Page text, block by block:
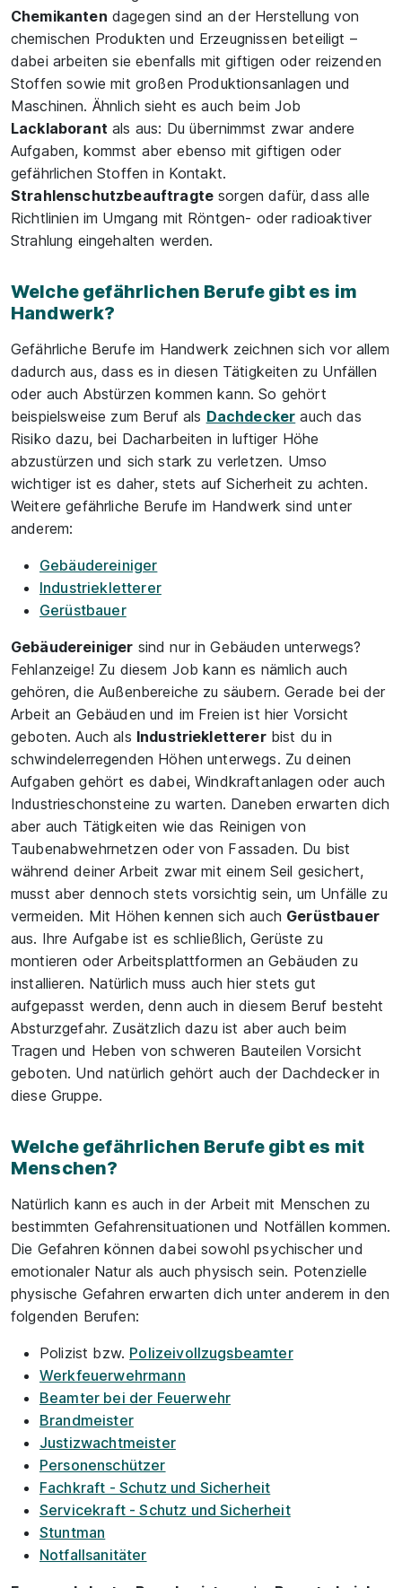
Chemikanten dagegen sind an der Herstellung von
chemischen Produkten und Erzeugnissen beteiligt –
dabei arbeiten sie ebenfalls mit giftigen oder reizenden
Stoffen sowie mit großen Produktionsanlagen und
Maschinen. Ähnlich sieht es auch beim Job
Lacklaborant als aus: Du übernimmst zwar andere
Aufgaben, kommst aber ebenso mit giftigen oder
gefährlichen Stoffen in Kontakt.
Strahlenschutzbeauftragte sorgen dafür, dass alle
Richtlinien im Umgang mit Röntgen- oder radioaktiver
Strahlung eingehalten werden.
Welche gefährlichen Berufe gibt es im
Handwerk?
Gefährliche Berufe im Handwerk zeichnen sich vor allem
dadurch aus, dass es in diesen Tätigkeiten zu Unfällen
oder auch Abstürzen kommen kann. So gehört
beispielsweise zum Beruf als Dachdecker auch das
Risiko dazu, bei Dacharbeiten in luftiger Höhe
abzustürzen und sich stark zu verletzen. Umso
wichtiger ist es daher, stets auf Sicherheit zu achten.
Weitere gefährliche Berufe im Handwerk sind unter
anderem:
Gebäudereiniger
Industriekletterer
Gerüstbauer
Gebäudereiniger sind nur in Gebäuden unterwegs?
Fehlanzeige! Zu diesem Job kann es nämlich auch
gehören, die Außenbereiche zu säubern. Gerade bei der
Arbeit an Gebäuden und im Freien ist hier Vorsicht
geboten. Auch als Industrieklettererbist du in
schwindelerregenden Höhen unterwegs. Zu deinen
Aufgaben gehört es dabei, Windkraftanlagen oder auch
Industrieschonsteine zu warten. Daneben erwarten dich
aber auch Tätigkeiten wie das Reinigen von
Taubenabwehrnetzen oder von Fassaden. Du bist
während deiner Arbeit zwar mit einem Seil gesichert,
musst aber dennoch stets vorsichtig sein, um Unfälle zu
vermeiden. Mit Höhen kennen sich auch Gerüstbauer
aus. Ihre Aufgabe ist es schließlich, Gerüste zu
montieren oder Arbeitsplattformen an Gebäuden zu
installieren. Natürlich muss auch hier stets gut
aufgepasst werden, denn auch in diesem Beruf besteht
Absturzgefahr. Zusätzlich dazu ist aber auch beim
Tragen und Heben von schweren Bauteilen Vorsicht
geboten. Und natürlich gehört auch der Dachdecker in
diese Gruppe.
Welche gefährlichen Berufe gibt es mit
Menschen?
Natürlich kann es auch in der Arbeit mit Menschen zu
bestimmten Gefahrensituationen und Notfällen kommen.
Die Gefahren können dabei sowohl psychischer und
emotionaler Natur als auch physisch sein. Potenzielle
physische Gefahren erwarten dich unter anderem in den
folgenden Berufen:
Polizist bzw. Polizeivollzugsbeamter
Werkfeuerwehrmann
Beamter bei der Feuerwehr
Brandmeister
Justizwachtmeister
Personenschützer
Fachkraft - Schutz und Sicherheit
Servicekraft - Schutz und Sicherheit
Stuntman
Notfallsanitäter